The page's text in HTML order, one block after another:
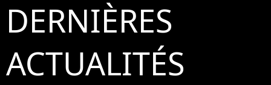
DERNIÈRES
ACTUALITÉS